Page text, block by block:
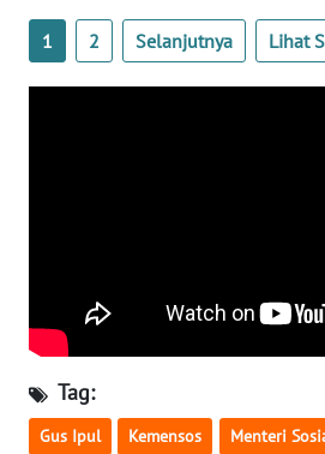
1 2 Selanjutnya Lihat
Tag:
Gus Ipul Kemensos Menteri
KEPRI
WN
RIAU
WN
SERAMBI